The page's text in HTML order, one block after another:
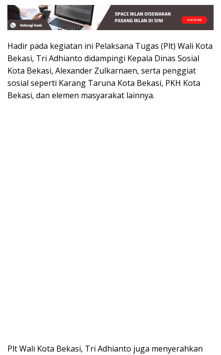
Hadir pada kegiatan ini Pelaksana Tugas (Plt) Wali Kota
Bekasi, Tri Adhianto didampingi Kepala Dinas Sosial
Kota Bekasi, Alexander Zulkarnaen, serta penggiat
sosial seperti Karang Taruna Kota Bekasi, PKH Kota
Bekasi, dan elemen masyarakat lainnya.
Plt Wali Kota Bekasi, Tri Adhianto juga menyerahkan